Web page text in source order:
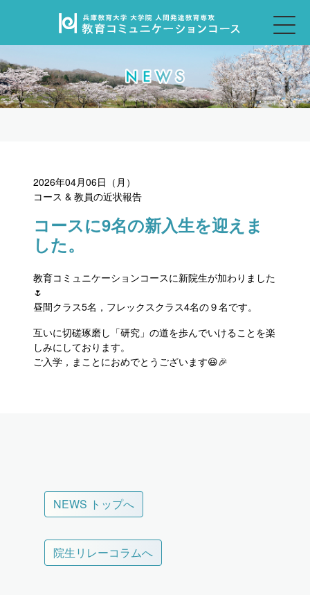
2026年04月06日（月）
コース & 教員の近状報告
コースに9名の新入生を迎えま
した。
教育コミュニケーションコースに新院生が加わりました
🌷
昼間クラス5名，フレックスクラス4名の９名です。
互いに切磋琢磨し「研究」の道を歩んでいけることを楽
しみにしております。
ご入学，まことにおめでとうございます😆🎉
NEWS トップへ
院生リレーコラムへ